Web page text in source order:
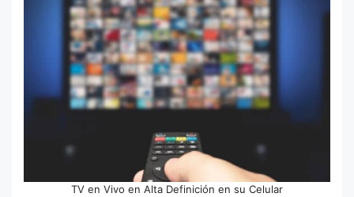
TV en Vivo en Alta Definición en su Celular